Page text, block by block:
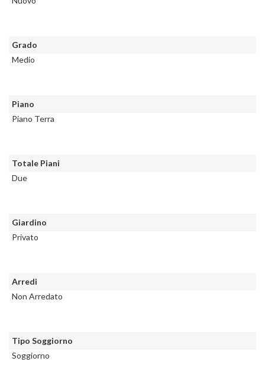
Grado
Medio
Piano
Piano Terra
Totale Piani
Due
Giardino
Privato
Arredi
Non Arredato
Tipo Soggiorno
Soggiorno